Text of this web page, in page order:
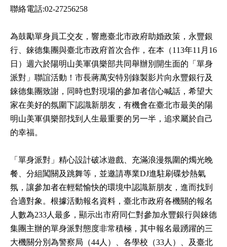
聯絡電話:02-27256258
為鼓勵單身員工交友，響應臺北市政府助婚政策，永豐銀
行、錸德集團與臺北市政府首次合作，在本（113年11月16
日）週六於陽明山美軍俱樂部共同舉辦別開生面的「單身
派對」聯誼活動！市長蔣萬安特別錄製影片向永豐銀行及
錸德集團致謝，同時也對現場的參加者信心喊話，希望大
家在美好的氛圍下認識新朋友，有機會在臺北市最美的陽
明山美軍俱樂部找到人生最重要的另一半，追求屬於自己
的幸福。
「單身派對」精心設計破冰遊戲、充滿浪漫氛圍的燭光晚
餐、分組闖關及跳舞等，並邀請專業DJ進駐刷碟炒熱氣
氛，讓參加者在輕鬆愉快的環境中認識新朋友，進而找到
合適對象。根據活動報名資料，臺北市政府各機關的報名
人數為233人最多，顯示出市府同仁對參加永豐銀行與錸德
集團主辦的單身派對態度非常積極，其中報名最踴躍的三
大機關分別為警察局（44人）、各學校（33人）、及臺北